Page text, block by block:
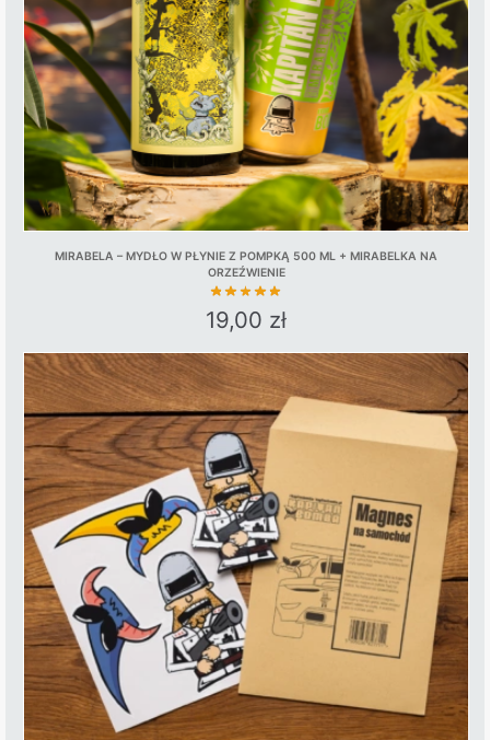
MIRABELA – MYDŁO W PŁYNIE Z POMPKĄ 500 ML + MIRABELKA NA
ORZEŹWIENIE
19,00 zł